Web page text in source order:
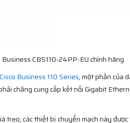
Business CBS110-24PP-EU chính hãng
Cisco Business 110 Series, một phần của
chăng cung cấp kết nối Gigabit
treo, các thiết bị chuyển mạch này